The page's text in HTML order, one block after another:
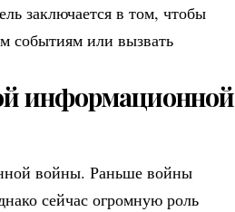
заключается в том, чтобы
событиям или вызвать
информационной
войны. Раньше войны
сейчас огромную роль